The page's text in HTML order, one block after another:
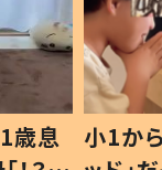
歳息
小1か